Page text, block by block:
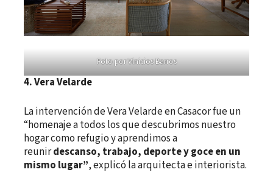
Foto por Vinicios Barros
4.VeraVelarde
La intervención de Vera Velarde en Casacor fue un
“homenaje a todos los que descubrimos nuestro
hogar como refugio y aprendimos a
reunirdescanso, trabajo, deporte y goce en un
mismo lugar”, explicó la arquitecta e interiorista.